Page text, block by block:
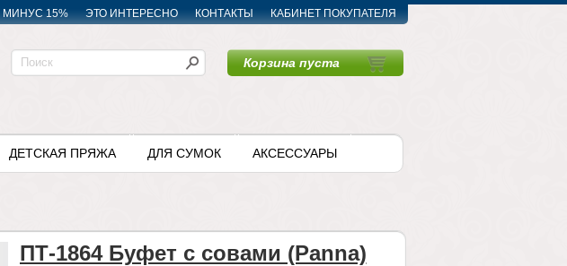
МИНУС 15% ЭТО ИНТЕРЕСНО КОНТАКТЫ КАБИНЕТ ПОКУПАТЕЛЯ
Корзина пуста
ДЕТСКАЯ ПРЯЖА ДЛЯ СУМОК АКСЕССУАРЫ
ПТ-1864 Буфет с совами (Panna)